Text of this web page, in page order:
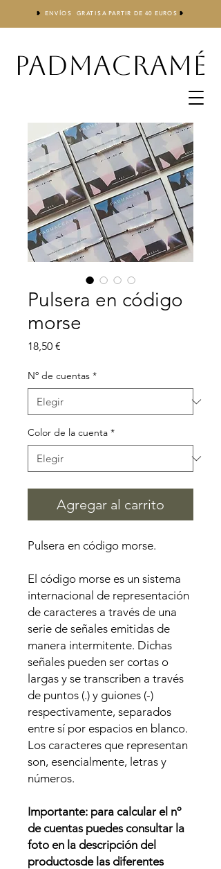
❥ ENVÍOS GRATIS A PARTIR DE 40 EUROS ❥
PADMACRAMÉ
Pulsera en código
morse
18,50 €
Nº de cuentas *
Color de la cuenta *
Agregar al carrito
Pulsera en código morse.
El código morse es un sistema
internacional de representación
de caracteres a través de una
serie de señales emitidas de
manera intermitente. Dichas
señales pueden ser cortas o
largas y se transcriben a través
de puntos (.) y guiones (-)
respectivamente, separados
entre sí por espacios en blanco.
Los caracteres que representan
son, esencialmente, letras y
números.
Importante: para calcular el nº
de cuentas puedes consultar la
foto en la descripción del
productosde las diferentes